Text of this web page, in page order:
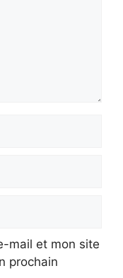
mail et mon site
prochain